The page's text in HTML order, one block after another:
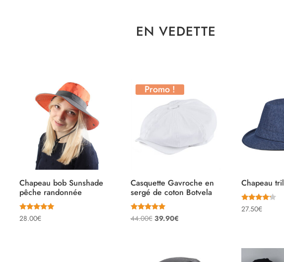
EN VEDETTE
Chapeau bob Sunshade
pêche randonnée
Note
5.00
28.00€
Promo !
Casquette Gavroche en
sergé de coton Botvela
Note
5.00
44.00€ Le
était :
39.90€Le
est :
Chapeau
Note
4.00
27.50€